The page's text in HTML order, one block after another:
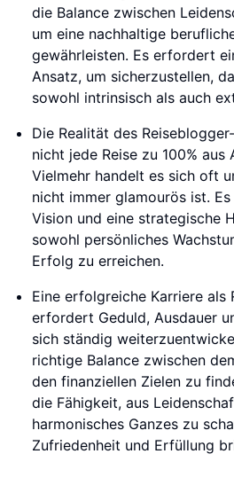
die Balance zwischen
um eine nachhaltige
gewährleisten. Es erfordert
Ansatz, um sicherzustellen,
sowohl intrinsisch als auch
Die Realität des
nicht jede Reise zu 100% aus
Vielmehr handelt es sich oft
nicht immer glamourös ist.
Vision und eine strategische
sowohl persönliches
Erfolg zu erreichen.
Eine erfolgreiche Karriere als
erfordert Geduld, Ausdauer
sich ständig
richtige Balance zwischen
den finanziellen Zielen zu
die Fähigkeit, aus
harmonisches Ganzes zu
Zufriedenheit und Erfüllung